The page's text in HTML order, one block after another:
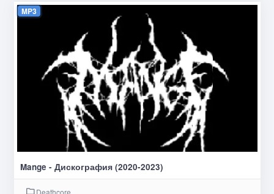
MP3
Mange - Дискография (2020-2023)